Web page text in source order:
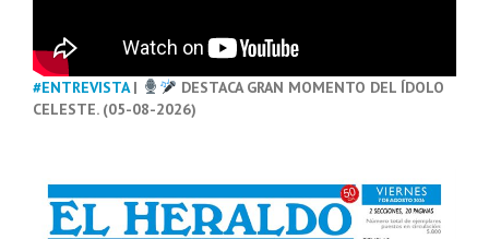
#ENTREVISTA|
DESTACA GRAN MOMENTO DEL ÍDOLO
CELESTE. (05-08-2026)